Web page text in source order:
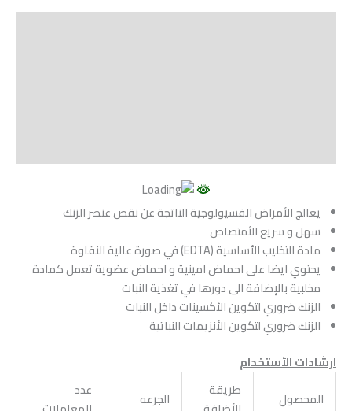
يعالج الأمراض الفسيولوجية الناتجة عن نقص عنصر الزنك
سهل و سريع الأمتصاص
مادة التخليب الأساسية (EDTA) في صورة عالية النقاوة
يحتوي ايضا على احماض امينية و احماض عضوية تعمل كمادة
مخلبية بالإضافة الى دورها في تغذية النبات
الزنك ضروري لتكوين الأكسينات داخل النبات
الزنك ضروري لتكوين الأنزيمات النباتية
ارشادات الأستخدام
المحصول
طريقة
الجرعه
عدد